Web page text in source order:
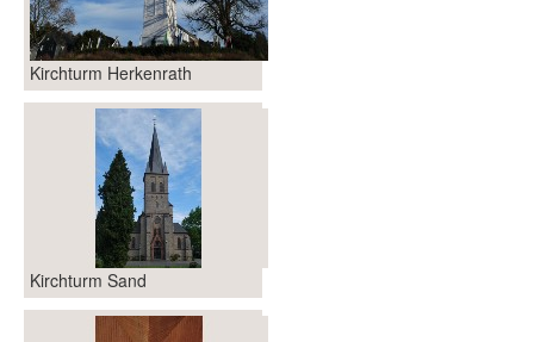
Kirchturm Herkenrath
Kirchturm Sand